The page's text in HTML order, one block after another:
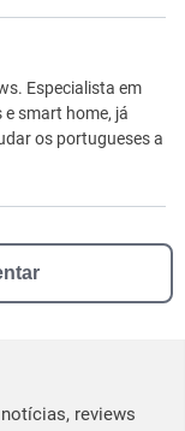
procuro
Especialista em
smart home, já
os portugueses a
reviews